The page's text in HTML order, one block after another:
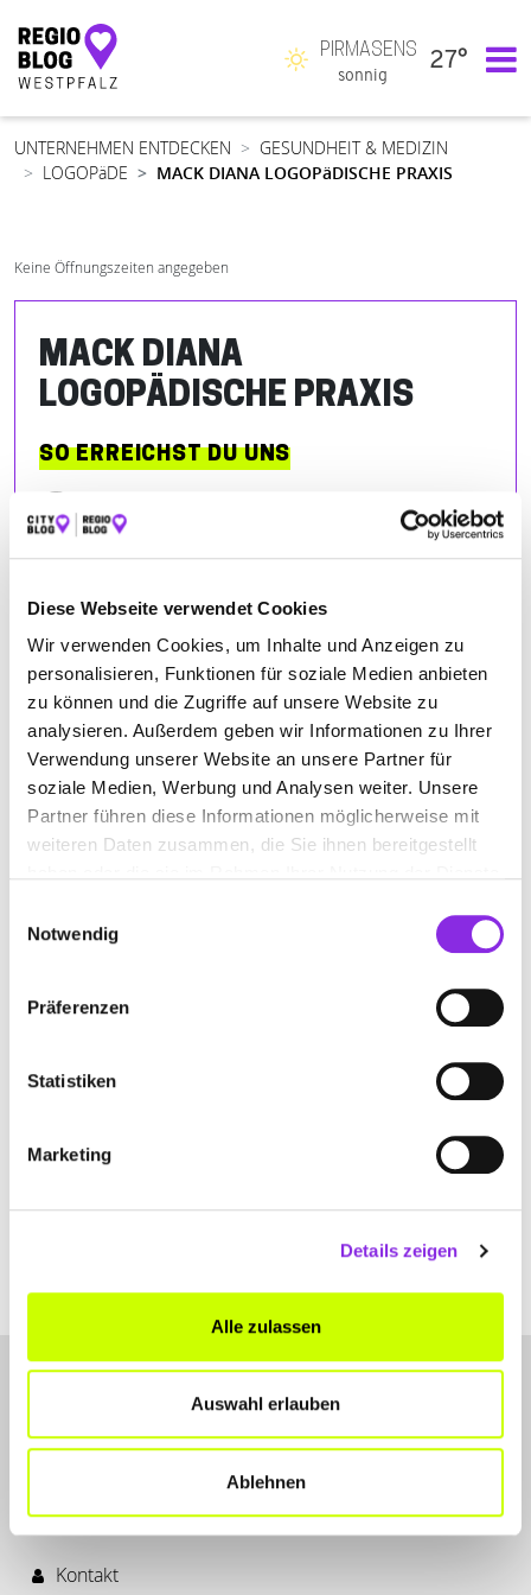
Diese Webseite verwendet Cookies
Wir verwenden Cookies, um Inhalte und Anzeigen zu
personalisieren, Funktionen für soziale Medien anbieten
zu können und die Zugriffe auf unsere Website zu
analysieren. Außerdem geben wir Informationen zu Ihrer
Verwendung unserer Website an unsere Partner für
soziale Medien, Werbung und Analysen weiter. Unsere
Partner führen diese Informationen möglicherweise mit
weiteren Daten zusammen, die Sie ihnen bereitgestellt
Notwendig
Präferenzen
Statistiken
Marketing
Details zeigen
Alle zulassen
Auswahl erlauben
Ablehnen
Hauptnavigation
PIRMASENS
sonnig
27°
UNTERNEHMEN ENTDECKEN
GESUNDHEIT & MEDIZIN
LOGOPäDE
MACK DIANA LOGOPäDISCHE PRAXIS
Keine Öffnungszeiten angegeben
MACK DIANA
LOGOPÄDISCHE PRAXIS
SO ERREICHST DU UNS
Poststr. 14-16
| 66482 Zweibrücken DE
+4963329055955
www.logopädie-mack.de
ANFAHRT
Kontakt